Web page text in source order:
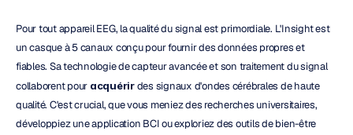
Pour tout appareil EEG, la qualité du signal est primordiale. L'Insight est
un casque à 5 canaux conçu pour fournir des données propres et
fiables. Sa technologie de capteur avancée et son traitement du signal
collaborent pour acquérir des signaux d'ondes cérébrales de haute
qualité. C'est crucial, que vous meniez des recherches universitaires,
développiez une application BCI ou exploriez des outils de bien-être